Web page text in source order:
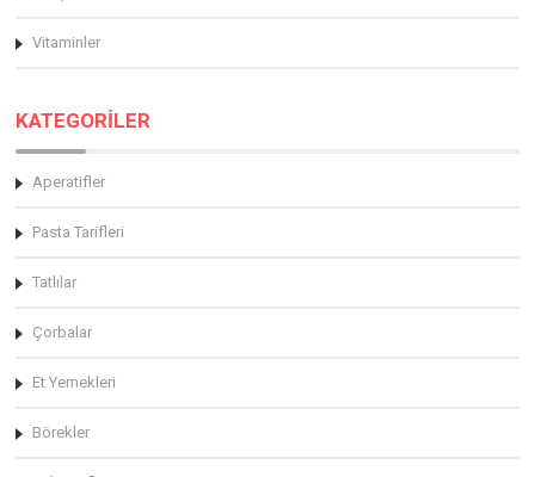
Vitaminler
KATEGORİLER
Aperatifler
Pasta Tarifleri
Tatlılar
Çorbalar
Et Yemekleri
Börekler